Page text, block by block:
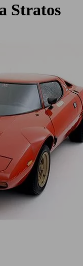
Stratos